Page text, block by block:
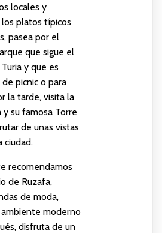
locales y
platos típicos
pasea por el
que sigue el
y que es
picnic o para
la tarde, visita la
su famosa Torre
de unas vistas
ciudad.
recomendamos
de Ruzafa,
de moda,
moderno
disfruta de un